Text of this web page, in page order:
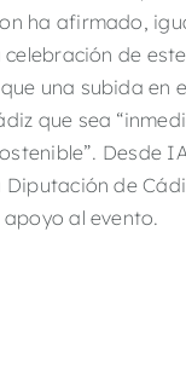
ha afirmado,
de
una subida en
que sea
Desde
de
al evento.